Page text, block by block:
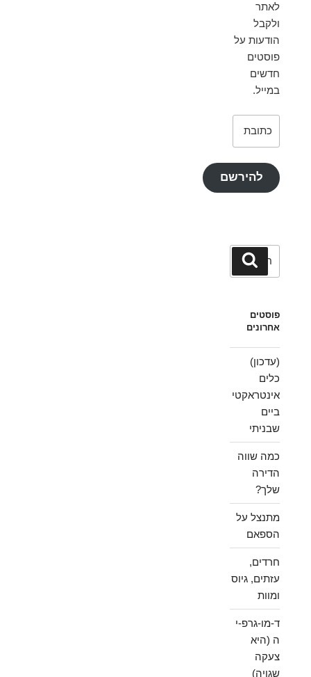
לאתר
ולקבל
הודעות על
פוסטים
חדשים
במייל.
להירשם
חפש: חיפוש
פוסטים
אחרונים
(עדכון)
כלים
אינטראקטי
ביים
שבניתי
כמה שווה
הדירה
שלך?
מתנצל על
הספאם
חרדים,
עזתים, גיוס
ומוות
ד-מו-גרפ-י
ה (היא
צעקה
שגויה)